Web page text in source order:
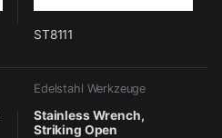
ST8111
Edelstahl Werkzeuge
Stainless Wrench,
Striking Open